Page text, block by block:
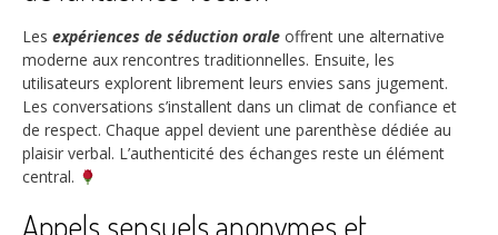
Les expériences de séduction orale offrent une alternative
moderne aux rencontres traditionnelles. Ensuite, les
utilisateurs explorent librement leurs envies sans jugement.
Les conversations s’installent dans un climat de confiance et
de respect. Chaque appel devient une parenthèse dédiée au
plaisir verbal. L’authenticité des échanges reste un élément
central.
Appels sensuels anonymes et